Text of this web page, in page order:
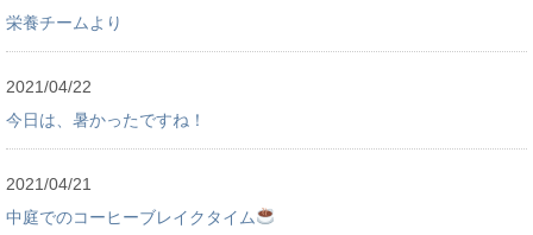
栄養チームより
2021/04/22
今日は、暑かったですね！
2021/04/21
中庭でのコーヒーブレイクタイム